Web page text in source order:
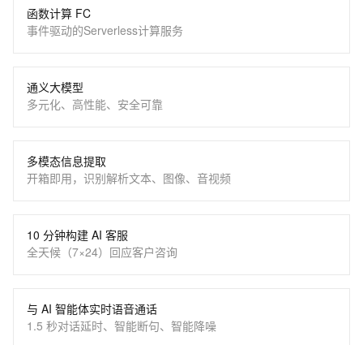
函数计算 FC
事件驱动的Serverless计算服务
通义大模型
多元化、高性能、安全可靠
多模态信息提取
开箱即用，识别解析文本、图像、音视频
10 分钟构建 AI 客服
全天候（7×24）回应客户咨询
与 AI 智能体实时语音通话
1.5 秒对话延时、智能断句、智能降噪